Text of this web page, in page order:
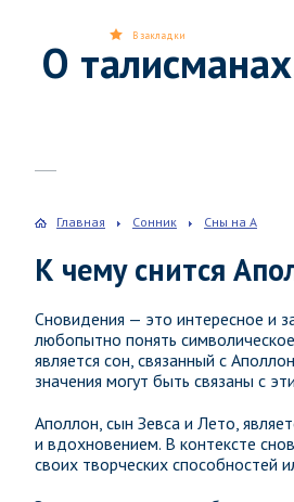
О
В закладки
Главная Сонник Сны на А
К чему снится
Сновидения — это интересное и
любопытно понять
является сон, связанный с
значения могут быть связаны с
Аполлон, сын Зевса и Лето,
и вдохновением. В контексте
своих творческих способностей